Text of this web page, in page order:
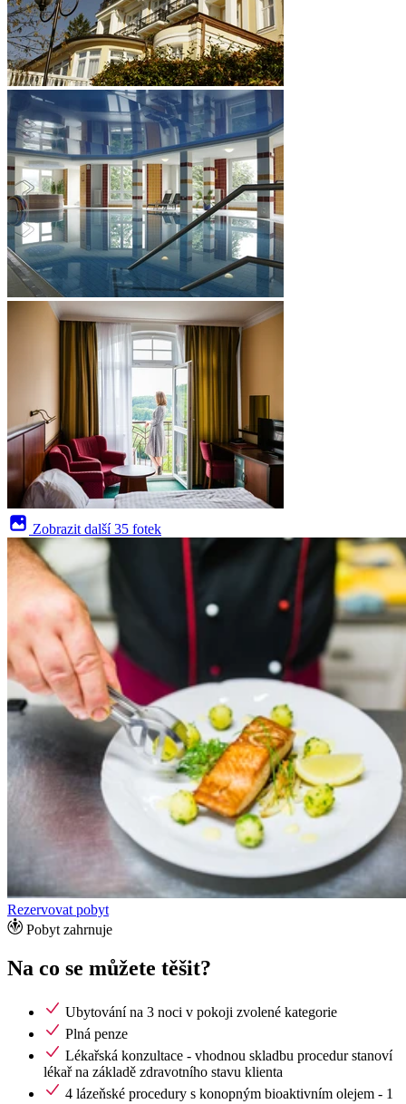
Zobrazit další 35 fotek
Rezervovat pobyt
Pobyt zahrnuje
Na co se můžete těšit?
Ubytování na 3 noci v pokoji zvolené kategorie
Plná penze
Lékařská konzultace - vhodnou skladbu procedur stanoví
lékař na základě zdravotního stavu klienta
4 lázeňské procedury s konopným bioaktivním olejem - 1